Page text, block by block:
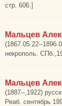
стр. 606.]
Мальцев
(1867.05.22--
некрополь.
Мальцев
(1887--,1922)
Реаб. сентябрь